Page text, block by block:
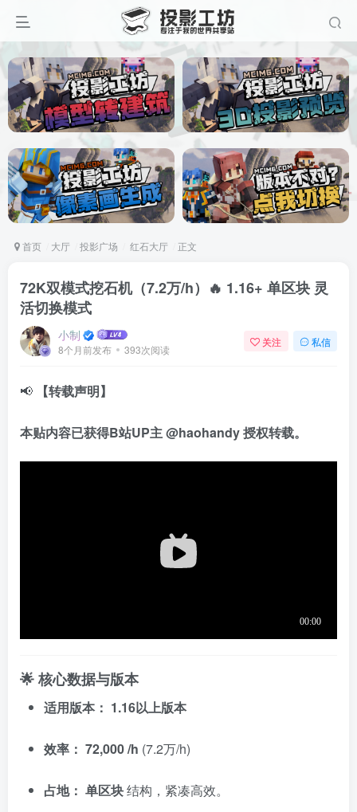
首页 大厅 投影广场 红石大厅 正文
72K双模式挖石机（7.2万/h）🔥 1.16+ 单区块 灵
活切换模式
小制
8个月前发布 393次阅读
关注 私信
📢 【转载声明】
本贴内容已获得B站UP主@haohandy授权转载。
🌟 核心数据与版本
适用版本： 1.16以上版本
效率： 72,000 /h (7.2万/h)
占地： 单区块结构，紧凑高效。